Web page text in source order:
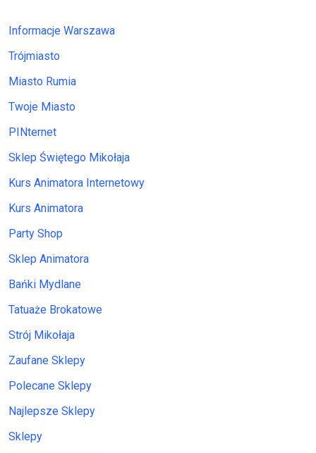
Informacje Warszawa
Trójmiasto
Miasto Rumia
Twoje Miasto
PINternet
Sklep Świętego Mikołaja
Kurs Animatora Internetowy
Kurs Animatora
Party Shop
Sklep Animatora
Bańki Mydlane
Tatuaże Brokatowe
Strój Mikołaja
Zaufane Sklepy
Polecane Sklepy
Najlepsze Sklepy
Sklepy